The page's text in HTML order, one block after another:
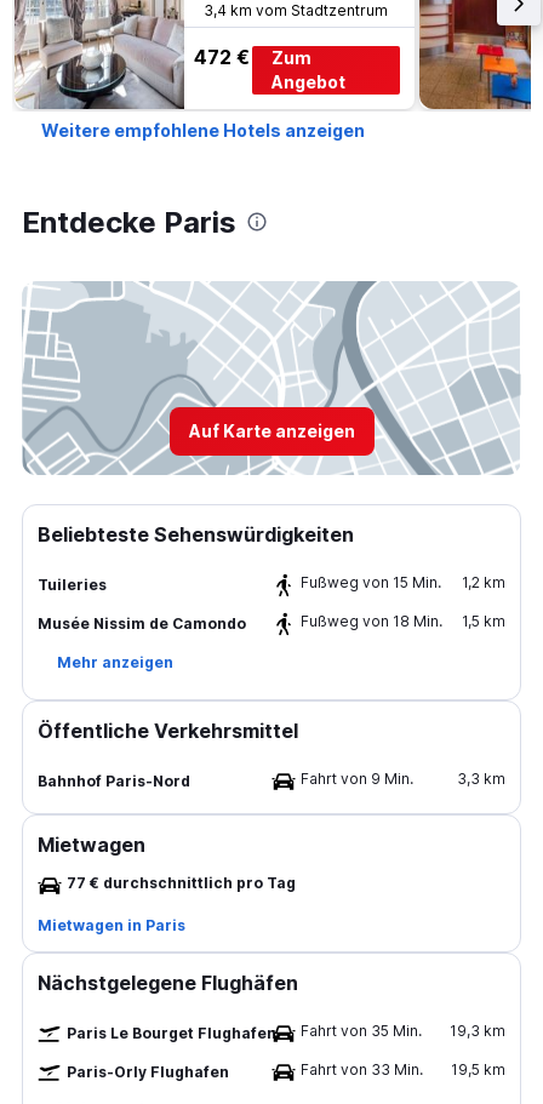
3,4 km vom Stadtzentrum
472 €
Zum
Angebot
Weitere empfohlene Hotels anzeigen
Entdecke Paris
Auf Karte anzeigen
Beliebteste Sehenswürdigkeiten
Tuileries Fußweg von 15 Min. 1,2 km
Musée Nissim de Camondo Fußweg von 18 Min. 1,5 km
Mehr anzeigen
Öffentliche Verkehrsmittel
Bahnhof Paris-Nord Fahrt von 9 Min. 3,3 km
Mietwagen
77 € durchschnittlich pro Tag
Mietwagen in Paris
Nächstgelegene Flughäfen
Paris Le Bourget Flughafen Fahrt von 35 Min. 19,3 km
Paris-Orly Flughafen Fahrt von 33 Min. 19,5 km